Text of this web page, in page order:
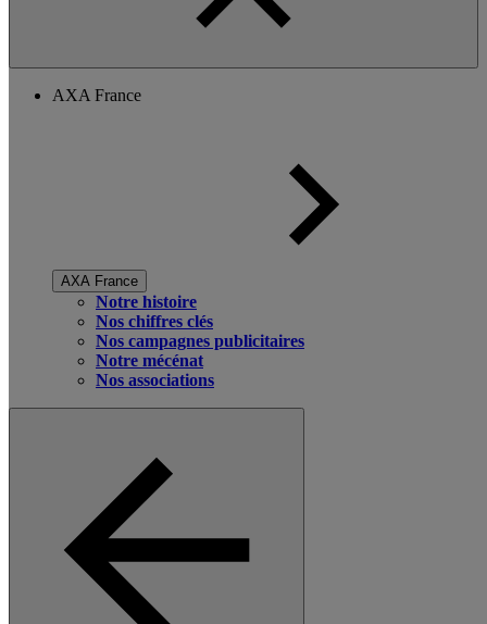
AXA France
AXA France
Notre histoire
Nos chiffres clés
Nos campagnes publicitaires
Notre mécénat
Nos associations